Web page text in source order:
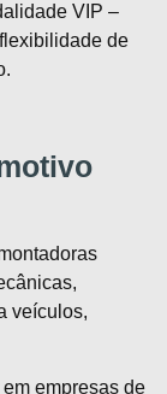
VIP –
de
veículos,
empresas de